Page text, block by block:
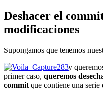
Deshacer el
modificaciones
Supongamos que tenemos
y
primer caso, queremos
commit que contiene una serie